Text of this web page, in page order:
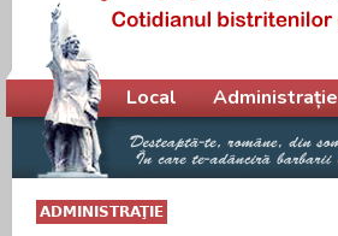
ADMINISTRAŢIE
Meniu principal
Local Administrație